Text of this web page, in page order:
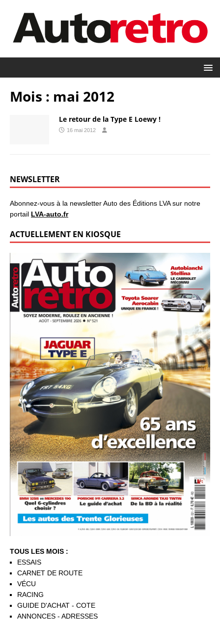
Mois : mai 2012
Le retour de la Type E Loewy !
16 mai 2012
NEWSLETTER
Abonnez-vous à la newsletter Auto des Éditions LVA sur notre
portail LVA-auto.fr
ACTUELLEMENT EN KIOSQUE
TOUS LES MOIS :
ESSAIS
CARNET DE ROUTE
VÉCU
RACING
GUIDE D'ACHAT - COTE
ANNONCES - ADRESSES